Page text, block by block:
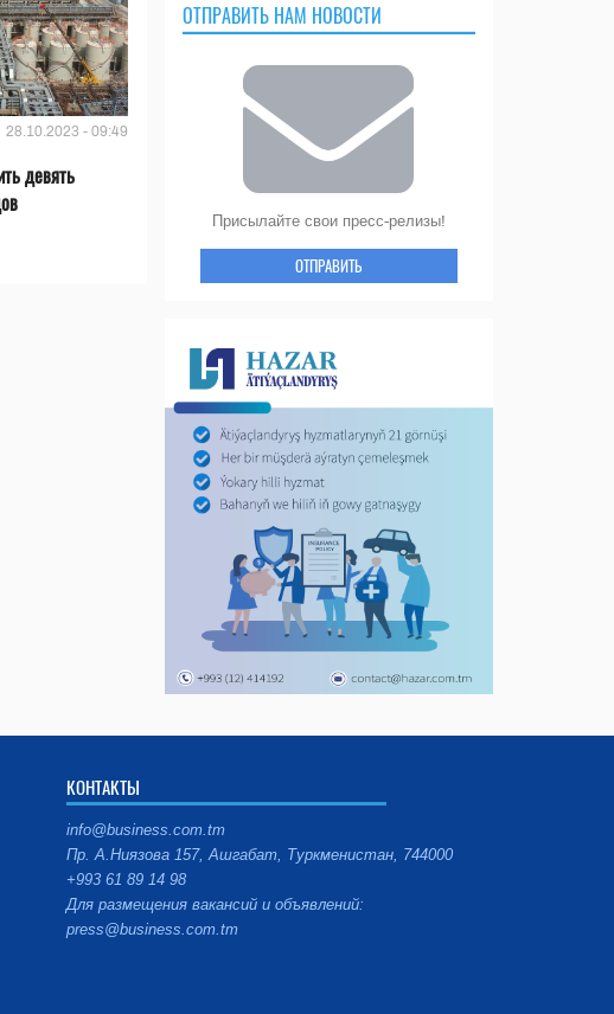
28.10.2023 - 09:49
девять
ОТПРАВИТЬ НАМ НОВОСТИ
Присылайте свои пресс-релизы!
ОТПРАВИТЬ
КОНТАКТЫ
info@business.com.tm
Пр. А.Ниязова 157, Ашгабат, Туркменистан, 744000
+993 61 89 14 98
Для размещения вакансий и объявлений:
press@business.com.tm